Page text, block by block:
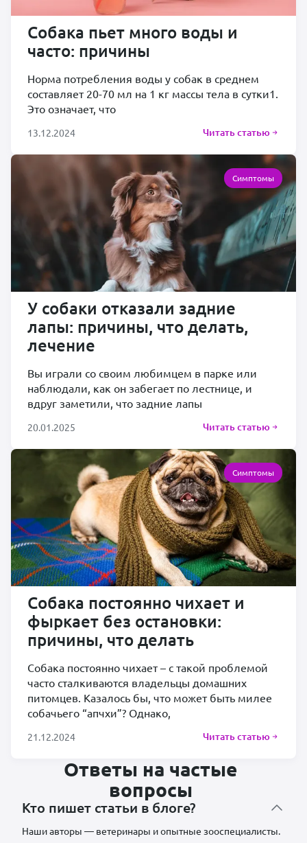
Собака пьет много воды и
часто: причины
Норма потребления воды у собак в среднем
составляет 20-70 мл на 1 кг массы тела в сутки1.
Это означает, что
13.12.2024 Читать статью
У собаки отказали задние
лапы: причины, что делать,
лечение
Вы играли со своим любимцем в парке или
наблюдали, как он забегает по лестнице, и
вдруг заметили, что задние лапы
20.01.2025 Читать статью
Симптомы
Собака постоянно чихает и
фыркает без остановки:
причины, что делать
Собака постоянно чихает – с такой проблемой
часто сталкиваются владельцы домашних
питомцев. Казалось бы, что может быть милее
собачьего “апчхи”? Однако,
21.12.2024 Читать статью
Симптомы
Ответы на частые
вопросы
Кто пишет статьи в блоге?
Наши авторы — ветеринары и опытные зооспециалисты.